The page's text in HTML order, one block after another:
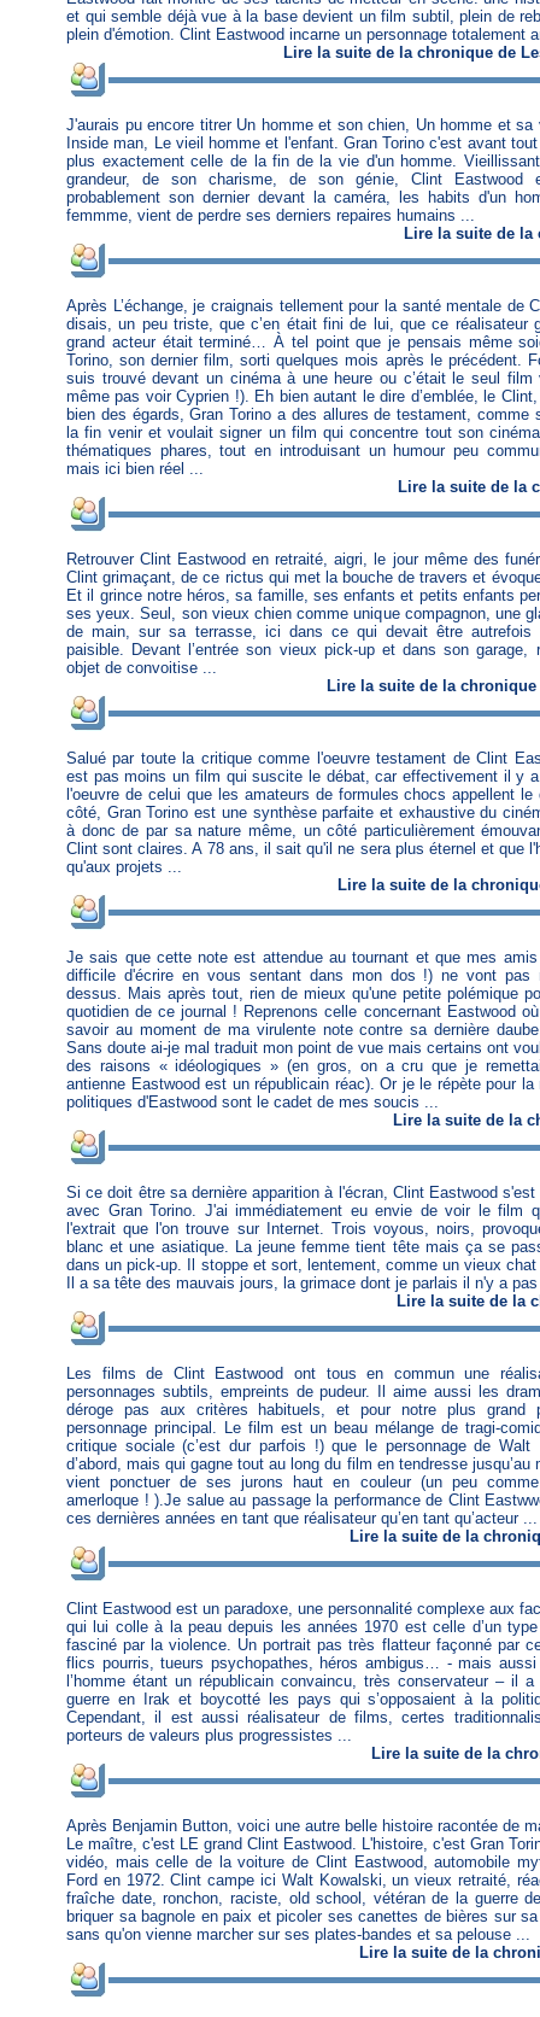
et qui semble déjà vue à la base devient un film subtil, plein de
plein d'émotion. Clint Eastwood incarne un personnage totalement
Lire la suite de la chronique de
J'aurais pu encore titrer Un homme et son chien, Un homme et sa
Inside man, Le vieil homme et l'enfant. Gran Torino c'est avant
plus exactement celle de la fin de la vie d'un homme.
grandeur, de son charisme, de son génie, Clint Eastwood
probablement son dernier devant la caméra, les habits d'un
femmme, vient de perdre ses derniers repaires humains ...
Lire la suite de
Après L’échange, je craignais tellement pour la santé mentale de
disais, un peu triste, que c’en était fini de lui, que ce réalisateur
grand acteur était terminé… À tel point que je pensais même
Torino, son dernier film, sorti quelques mois après le précédent.
suis trouvé devant un cinéma à une heure ou c’était le seul film
même pas voir Cyprien !). Eh bien autant le dire d’emblée, le
bien des égards, Gran Torino a des allures de testament, comme
la fin venir et voulait signer un film qui concentre tout son
thématiques phares, tout en introduisant un humour peu
mais ici bien réel ...
Lire la suite de la
Retrouver Clint Eastwood en retraité, aigri, le jour même des
Clint grimaçant, de ce rictus qui met la bouche de travers et
Et il grince notre héros, sa famille, ses enfants et petits enfants
ses yeux. Seul, son vieux chien comme unique compagnon, une
de main, sur sa terrasse, ici dans ce qui devait être autrefois
paisible. Devant l’entrée son vieux pick-up et dans son garage,
objet de convoitise ...
Lire la suite de la chronique
Salué par toute la critique comme l'oeuvre testament de Clint
est pas moins un film qui suscite le débat, car effectivement il y
l'oeuvre de celui que les amateurs de formules chocs appellent le
côté, Gran Torino est une synthèse parfaite et exhaustive du
à donc de par sa nature même, un côté particulièrement
Clint sont claires. A 78 ans, il sait qu'il ne sera plus éternel et que
qu'aux projets ...
Lire la suite de la
Je sais que cette note est attendue au tournant et que mes
difficile d'écrire en vous sentant dans mon dos !) ne vont pas
dessus. Mais après tout, rien de mieux qu'une petite polémique
quotidien de ce journal ! Reprenons celle concernant Eastwood
savoir au moment de ma virulente note contre sa dernière
Sans doute ai-je mal traduit mon point de vue mais certains ont
des raisons « idéologiques » (en gros, on a cru que je
antienne Eastwood est un républicain réac). Or je le répète pour
politiques d'Eastwood sont le cadet de mes soucis ...
Lire la suite de la
Si ce doit être sa dernière apparition à l'écran, Clint Eastwood
avec Gran Torino. J'ai immédiatement eu envie de voir le film
l'extrait que l'on trouve sur Internet. Trois voyous, noirs,
blanc et une asiatique. La jeune femme tient tête mais ça se
dans un pick-up. Il stoppe et sort, lentement, comme un vieux
Il a sa tête des mauvais jours, la grimace dont je parlais il n'y a
Lire la suite de la
Les films de Clint Eastwood ont tous en commun une
personnages subtils, empreints de pudeur. Il aime aussi les
déroge pas aux critères habituels, et pour notre plus grand
personnage principal. Le film est un beau mélange de tragi-
critique sociale (c’est dur parfois !) que le personnage de Walt
d’abord, mais qui gagne tout au long du film en tendresse jusqu’au
vient ponctuer de ses jurons haut en couleur (un peu
amerloque ! ).Je salue au passage la performance de Clint
ces dernières années en tant que réalisateur qu’en tant qu’acteur ...
Lire la suite de la
Clint Eastwood est un paradoxe, une personnalité complexe aux
qui lui colle à la peau depuis les années 1970 est celle d’un
fasciné par la violence. Un portrait pas très flatteur façonné par
flics pourris, tueurs psychopathes, héros ambigus… - mais
l’homme étant un républicain convaincu, très conservateur – il
guerre en Irak et boycotté les pays qui s’opposaient à la
Cependant, il est aussi réalisateur de films, certes
porteurs de valeurs plus progressistes ...
Lire la suite de la
Après Benjamin Button, voici une autre belle histoire racontée de
Le maître, c'est LE grand Clint Eastwood. L'histoire, c'est Gran
vidéo, mais celle de la voiture de Clint Eastwood, automobile
Ford en 1972. Clint campe ici Walt Kowalski, un vieux retraité,
fraîche date, ronchon, raciste, old school, vétéran de la guerre
briquer sa bagnole en paix et picoler ses canettes de bières sur
sans qu'on vienne marcher sur ses plates-bandes et sa pelouse ...
Lire la suite de la